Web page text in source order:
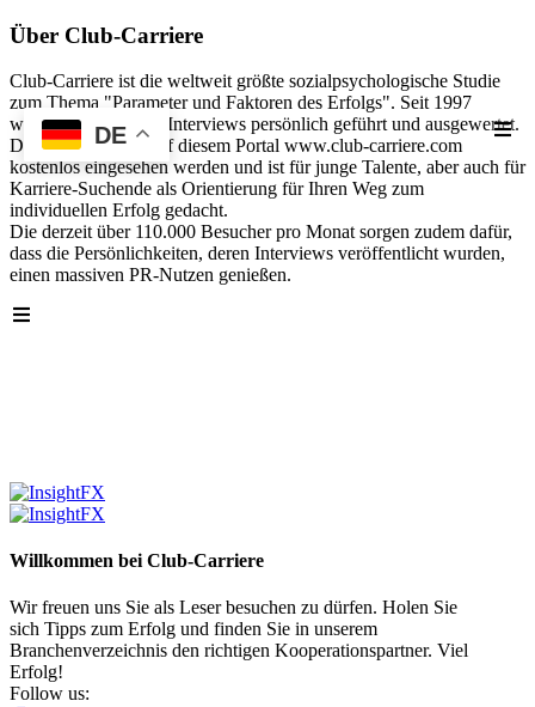
DE
Über Club-Carriere
Club-Carriere ist die weltweit größte sozialpsychologische Studie
zum Thema "Parameter und Faktoren des Erfolgs". Seit 1997
wurden über 40.000 Interviews persönlich geführt und ausgewertet.
Die Analyse kann auf diesem Portal www.club-carriere.com
kostenlos eingesehen werden und ist für junge Talente, aber auch für
Karriere-Suchende als Orientierung für Ihren Weg zum
individuellen Erfolg gedacht.
Die derzeit über 110.000 Besucher pro Monat sorgen zudem dafür,
dass die Persönlichkeiten, deren Interviews veröffentlicht wurden,
einen massiven PR-Nutzen genießen.
Willkommen bei Club-Carriere
Wir freuen uns Sie als Leser besuchen zu dürfen. Holen Sie
sich Tipps zum Erfolg und finden Sie in unserem
Branchenverzeichnis den richtigen Kooperationspartner. Viel
Erfolg!
Follow us: